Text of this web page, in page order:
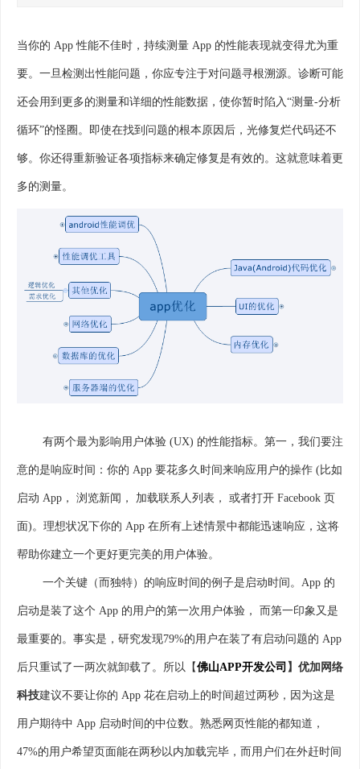
当你的 App 性能不佳时，持续测量 App 的性能表现就变得尤为重
要。一旦检测出性能问题，你应专注于对问题寻根溯源。诊断可能
还会用到更多的测量和详细的性能数据，使你暂时陷入“测量-分析
循环”的怪圈。即使在找到问题的根本原因后，光修复烂代码还不
够。你还得重新验证各项指标来确定修复是有效的。这就意味着更
多的测量。
有两个最为影响用户体验 (UX) 的性能指标。第一，我们要注
意的是响应时间：你的 App 要花多久时间来响应用户的操作 (比如
启动 App， 浏览新闻， 加载联系人列表， 或者打开 Facebook 页
面)。理想状况下你的 App 在所有上述情景中都能迅速响应，这将
帮助你建立一个更好更完美的用户体验。
一个关键（而独特）的响应时间的例子是启动时间。App 的
启动是装了这个 App 的用户的第一次用户体验， 而第一印象又是
最重要的。事实是，研究发现79%的用户在装了有启动问题的 App
后只重试了一两次就卸载了。所以【佛山APP开发公司 】优加网络
科技建议不要让你的 App 花在启动上的时间超过两秒，因为这是
用户期待中 App 启动时间的中位数。熟悉网页性能的都知道，
47%的用户希望页面能在两秒以内加载完毕，而用户们在外赶时间